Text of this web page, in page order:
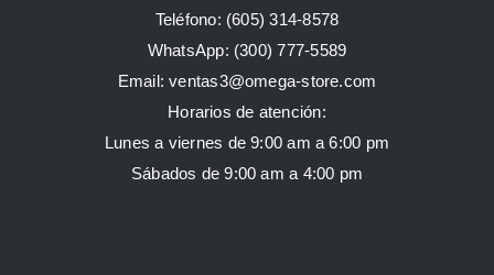
Teléfono: (605) 314-8578
WhatsApp: (300) 777-5589
Email: ventas3@omega-store.com
Horarios de atención:
Lunes a viernes de 9:00 am a 6:00 pm
Sábados de 9:00 am a 4:00 pm